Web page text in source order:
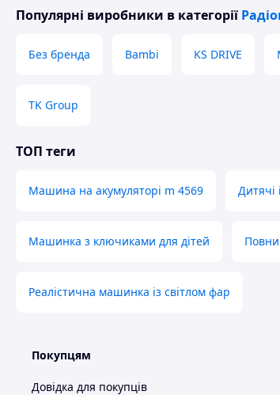
Пульт керування працює від 2
Танк на пульті керування TOY
Кабель USB для заряджання батареї
Популярні виробники в категорії
Без бренда Bambi KS DRIVE
TK Group
ТОП теги
Машина на акумуляторі m 4569 Дитячі
Машинка з ключиками для дітей
Реалістична машинка із світлом фар
Покупцям
Довідка для покупців